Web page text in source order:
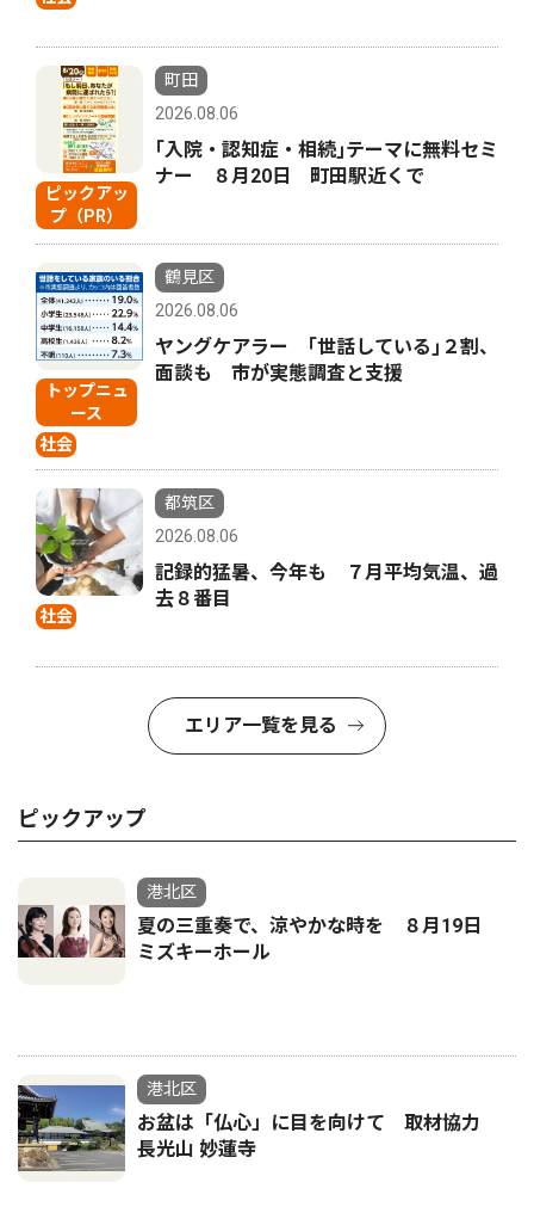
ピックアッ
プ（PR）
町田
2026.08.06
｢入院・認知症・相続｣テーマに無料セミ
ナー ８月20日 町田駅近くで
トップニュ
ース
社会
鶴見区
2026.08.06
ヤングケアラー ｢世話している｣２割、
面談も 市が実態調査と支援
社会
都筑区
2026.08.06
記録的猛暑、今年も ７月平均気温、過
去８番目
エリア一覧を見る
ピックアップ
港北区
夏の三重奏で、涼やかな時を ８月19日
ミズキーホール
港北区
お盆は「仏心」に目を向けて 取材協力
長光山 妙蓮寺